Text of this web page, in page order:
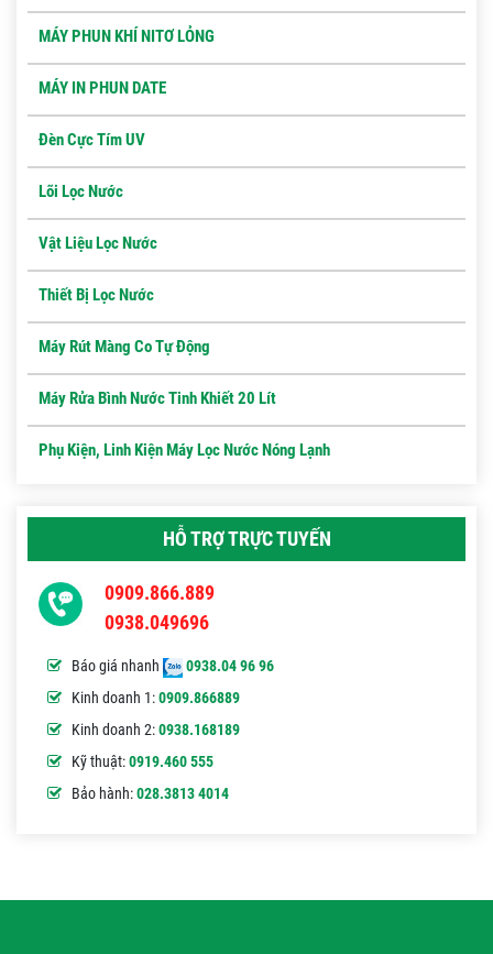
MÁY PHUN KHÍ NITƠ LỎNG
MÁY IN PHUN DATE
Đèn Cực Tím UV
Lõi Lọc Nước
Vật Liệu Lọc Nước
Thiết Bị Lọc Nước
Máy Rút Màng Co Tự Động
Máy Rửa Bình Nước Tinh Khiết 20 Lít
Phụ Kiện, Linh Kiện Máy Lọc Nước Nóng Lạnh
HỖ TRỢ TRỰC TUYẾN
0909.866.889
0938.049696
Báo giá nhanh
0938.04 96 96
Kinh doanh 1:0909.866889
Kinh doanh 2:0938.168189
Kỹ thuật:0919.460 555
Bảo hành:028.3813 4014